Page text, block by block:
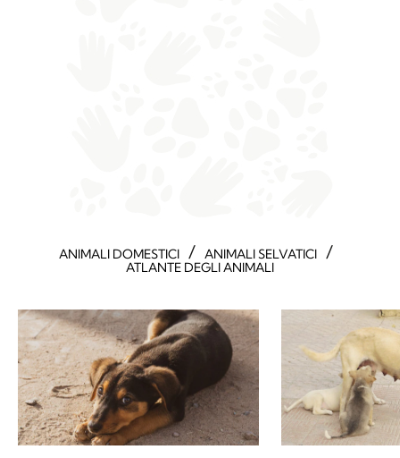
ANIMALI DOMESTICI / ANIMALI SELVATICI /
ATLANTE DEGLI ANIMALI